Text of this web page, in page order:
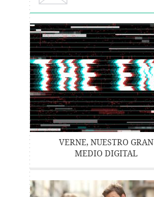
VERNE, NUESTRO GRAN
MEDIO DIGITAL